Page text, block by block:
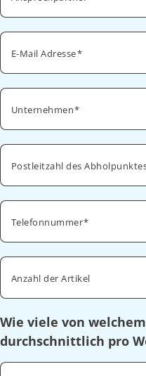
E-Mail Adresse
Unternehmen
Postleitzahl des
Telefonnummer
Anzahl der Artikel
Wie viele von
durchschnittlich pro